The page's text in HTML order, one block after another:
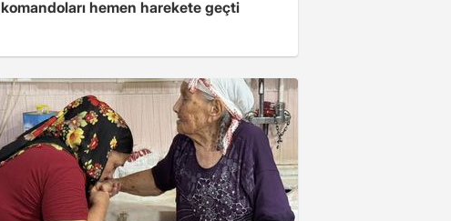
komandoları hemen harekete geçti